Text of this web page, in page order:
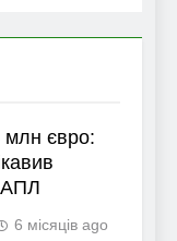
євро:
АПЛ
6 місяців ago